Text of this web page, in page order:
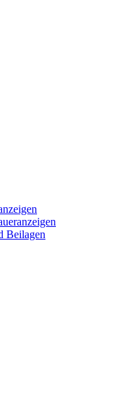
Beilagen